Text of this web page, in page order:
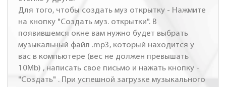
Для того, чтобы создать муз открытку - Нажмите
на кнопку "Создать муз. открытки". В
появившемся окне вам нужно будет выбрать
музыкальный файл .mp3, который находится у
вас в компьютере (вес не должен превышать
10Mb) , написать свое письмо и нажать кнопку -
"Создать" . При успешной загрузке музыкального